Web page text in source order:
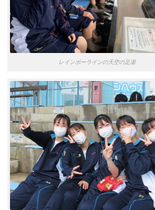
レインボーラインの天空の足湯